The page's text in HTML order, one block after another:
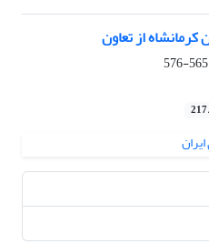
از تعاون
565-576